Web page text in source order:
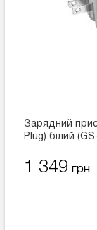
Зарядний
Plug) білий
1 349 грн